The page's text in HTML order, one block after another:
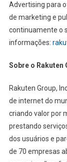
Advertising para
de marketing e
continuamente o
informações:
Sobre o Rakuten
Rakuten Group,
de internet do
criando valor por
prestando
dos usuários e
de 70 empresas